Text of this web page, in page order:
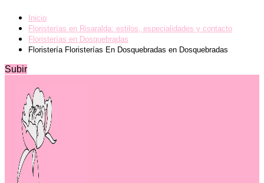
Inicio
Floristerías en Risaralda: estilos, especialidades y contacto
Floristerías en Dosquebradas
Floristería Floristerías En Dosquebradas en Dosquebradas
Subir